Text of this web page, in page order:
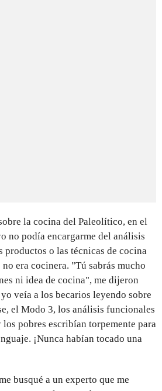
la cocina del Paleolítico, en el
no podía encargarme del análisis
productos o las técnicas de cocina
era cocinera. "Tú sabrás mucho
ni idea de cocina", me dijeron
veía a los becarios leyendo sobre
el Modo 3, los análisis funcionales
pobres escribían torpemente para
¡Nunca habían tocado una
busqué a un experto que me